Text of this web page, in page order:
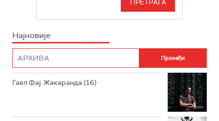
РАДИО РОКЕНРОЛЕР
ИНФО
Најновије
Гаел Фај: Жакаранда (16)